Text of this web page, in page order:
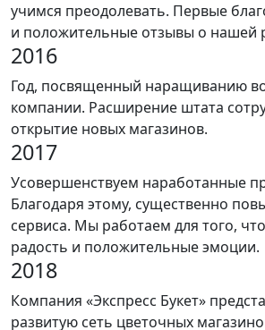
учимся преодолевать. Первые
и положительные отзывы о нашей
2016
Год, посвященный наращиванию
компании. Расширение штата
открытие новых магазинов.
2017
Усовершенствуем наработанные
Благодаря этому, существенно
сервиса. Мы работаем для того,
радость и положительные эмоции.
2018
Компания «Экспресс Букет»
развитую сеть цветочных